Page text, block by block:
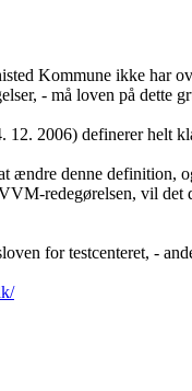
Kommune ikke har
- må loven på dette
2006) definerer helt
ændre denne definition,
redegørelsen, vil
for testcenteret, -